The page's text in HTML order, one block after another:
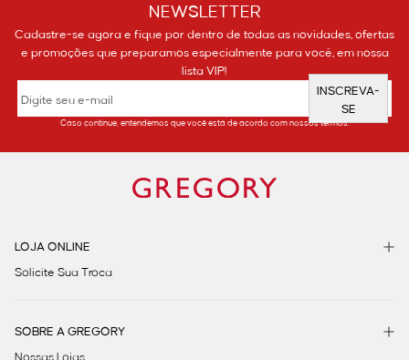
NEWSLETTER
Cadastre-se agora e fique por dentro de todas as novidades, ofertas
e promoções que preparamos especialmente para você, em nossa
lista VIP!
INSCREVA-
SE
Caso continue, entendemos que você está de acordo com nossos termos.
LOJA ONLINE
Solicite Sua Troca
SOBRE A GREGORY